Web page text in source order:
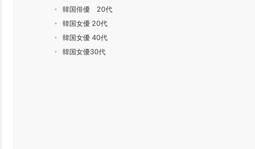
韓国俳優 20代
韓国女優 20代
韓国女優 40代
韓国女優30代